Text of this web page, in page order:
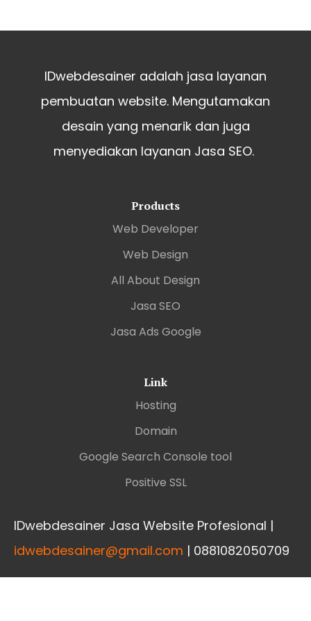
IDwebdesainer adalah jasa layanan
pembuatan website. Mengutamakan
desain yang menarik dan juga
menyediakan layanan Jasa SEO.
Products
Web Developer
Web Design
All About Design
Jasa SEO
Jasa Ads Google
Link
Hosting
Domain
Google Search Console tool
Positive SSL
IDwebdesainer Jasa Website Profesional |
idwebdesainer@gmail.com | 0881082050709